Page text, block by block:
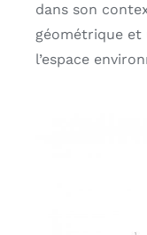
dans son
géométrique et
l’espace